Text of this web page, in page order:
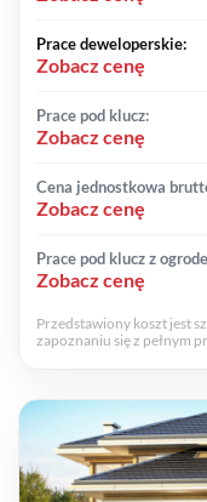
Prace deweloperskie:
Zobacz cenę
Prace pod klucz:
Zobacz cenę
Cena jednostkowa
Zobacz cenę
Prace pod klucz z
Zobacz cenę
Przedstawiony koszt jest
zapoznaniu się z pełnym